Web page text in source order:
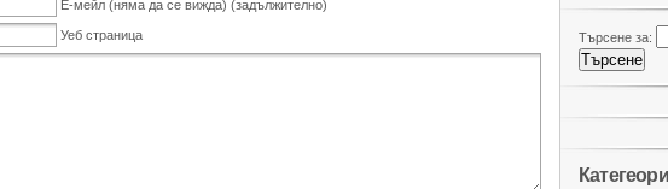
Е-мейл (няма да се вижда) (задължително)
Уеб страница Търсене за: